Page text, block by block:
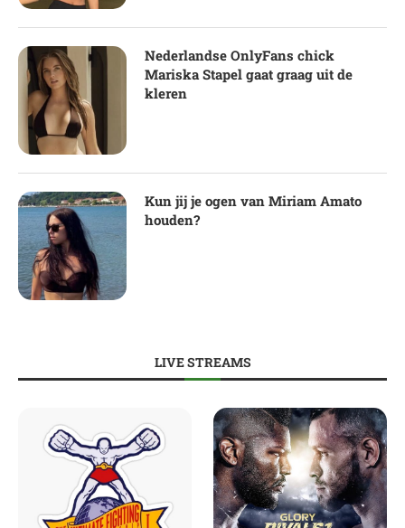
Nederlandse OnlyFans chick
Mariska Stapel gaat graag uit de
kleren
Kun jij je ogen van Miriam Amato
houden?
LIVE STREAMS